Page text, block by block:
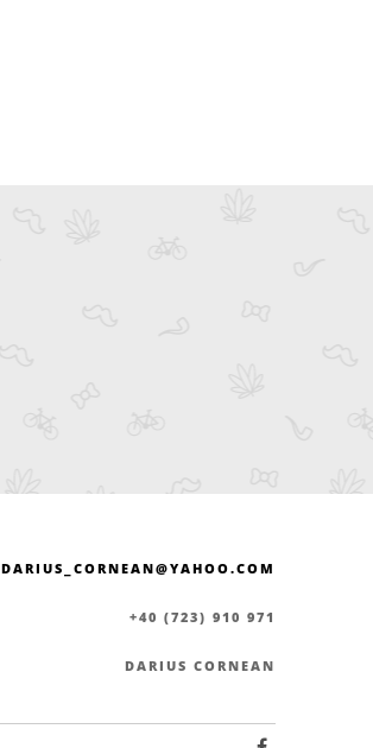
DARIUS_CORNEAN@YAHOO.COM
+40 (723) 910 971
DARIUS CORNEAN